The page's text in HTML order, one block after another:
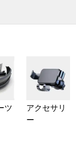
ツ
アクセサリ
ー